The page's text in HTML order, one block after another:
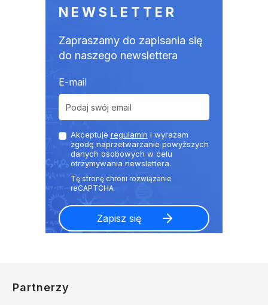
NEWSLETTER
Zapraszamy do zapisania się
do naszego newslettera
E-mail
Akceptuje regulamin i wyrażam
zgodę naprzetwarzanie powyższych
danych osobowych w celu
otrzymywania newslettera.
Partnerzy